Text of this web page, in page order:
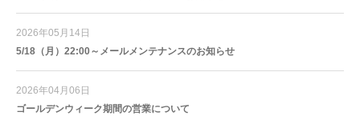
2026年05月14日
5/18（月）22:00～メールメンテナンスのお知らせ
2026年04月06日
ゴールデンウィーク期間の営業について